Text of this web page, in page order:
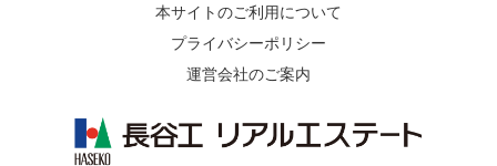
本サイトのご利用について
プライバシーポリシー
運営会社のご案内